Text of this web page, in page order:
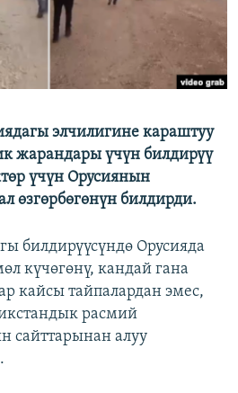
элчилигине караштуу
жарандары үчүн билдирүү
үчүн Орусиянын
өзгөрбөгөнүн билдирди.
билдирүүсүндө Орусияда
күчөгөнү, кандай гана
кайсы тайпалардан эмес,
расмий
сайттарынан алуу